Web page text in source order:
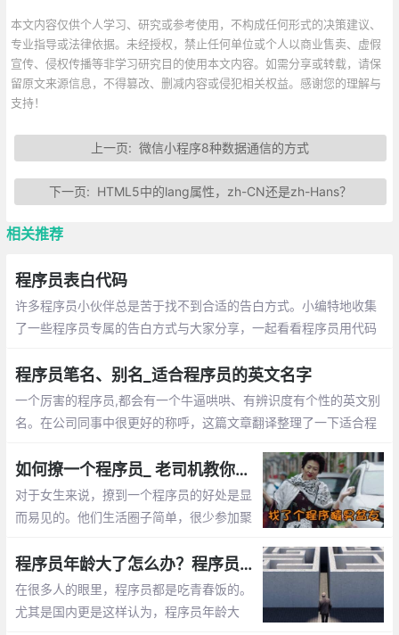
本文内容仅供个人学习、研究或参考使用，不构成任何形式的决策建议、
专业指导或法律依据。未经授权，禁止任何单位或个人以商业售卖、虚假
宣传、侵权传播等非学习研究目的使用本文内容。如需分享或转载，请保
留原文来源信息，不得篡改、删减内容或侵犯相关权益。感谢您的理解与
支持！
上一页:微信小程序8种数据通信的方式
下一页: HTML5中的lang属性，zh-CN还是zh-Hans？
相关推荐
程序员表白代码
许多程序员小伙伴总是苦于找不到合适的告白方式。小编特地收集
了一些程序员专属的告白方式与大家分享，一起看看程序员用代码
程序员笔名、别名_适合程序员的英文名字
一个厉害的程序员,都会有一个牛逼哄哄、有辨识度有个性的英文别
名。在公司同事中很更好的称呼，这篇文章翻译整理了一下适合程
如何撩一个程序员_ 老司机教你怎么追程序员
对于女生来说，撩到一个程序员的好处是显
而易见的。他们生活圈子简单，很少参加聚
码的路上。这篇文章告诉你怎么撩程序员程序员年龄大了怎么办？程序员年龄大了的出路
在很多人的眼里，程序员都是吃青春饭的。
尤其是国内更是这样认为，程序员年龄大